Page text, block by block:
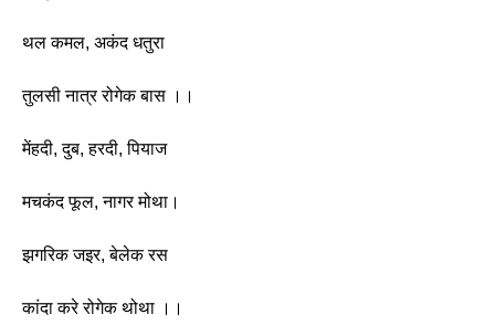
थल कमल, अकंद धतुरा
तुलसी नात्र रोगेक बास ।।
मेंहदी, दुब, हरदी, पियाज
मचकंद फूल, नागर मोथा।
झगरिक जइर, बेलेक रस
कांदा करे रोगेक थोथा ।।